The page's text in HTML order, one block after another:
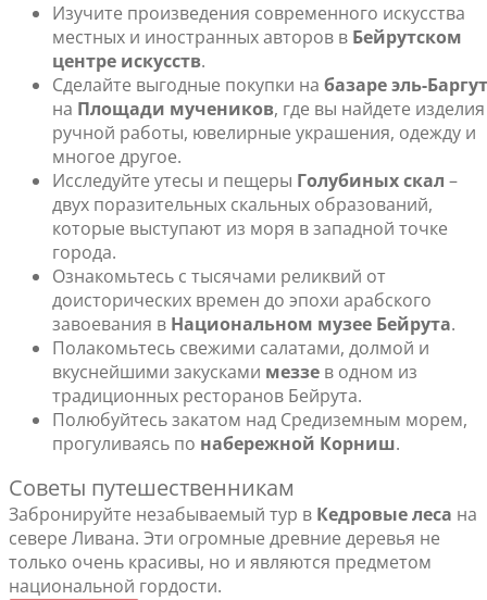
Изучите произведения современного искусства
местных и иностранных авторов в Бейрутском
центре искусств.
Сделайте выгодные покупки на базаре эль-Баргут
на Площади мучеников, где вы найдете изделия
ручной работы, ювелирные украшения, одежду и
многое другое.
Исследуйте утесы и пещеры Голубиных скал –
двух поразительных скальных образований,
которые выступают из моря в западной точке
города.
Ознакомьтесь с тысячами реликвий от
доисторических времен до эпохи арабского
завоевания в Национальном музее Бейрута.
Полакомьтесь свежими салатами, долмой и
вкуснейшими закусками меззе в одном из
традиционных ресторанов Бейрута.
Полюбуйтесь закатом над Средиземным морем,
прогуливаясь по набережной Корниш.
Советы путешественникам
Забронируйте незабываемый тур в Кедровые леса на
севере Ливана. Эти огромные древние деревья не
только очень красивы, но и являются предметом
национальной гордости.